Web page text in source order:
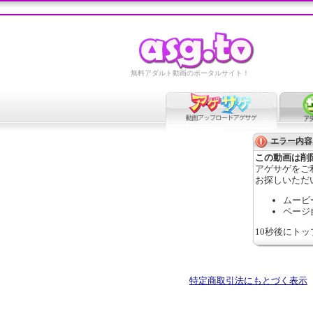
無料アダルト動画のポータルサイト！
エラー内容
この動画は削
アゲサゲをご
お探しいただ
ムービ
ページ
10秒後にト
特定商取引法にもとづく表示